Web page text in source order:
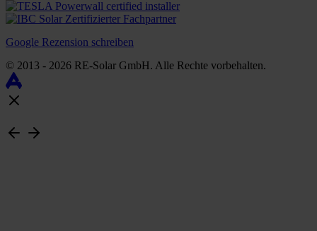
Google Rezension schreiben
© 2013 - 2026 RE-Solar GmbH. Alle Rechte vorbehalten.